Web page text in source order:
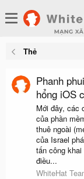
Thẻ
Phanh
hổng iOS
Mới đây, các
của phần
thuê ngoài
của Israel
tấn công
điều...
WhiteHat